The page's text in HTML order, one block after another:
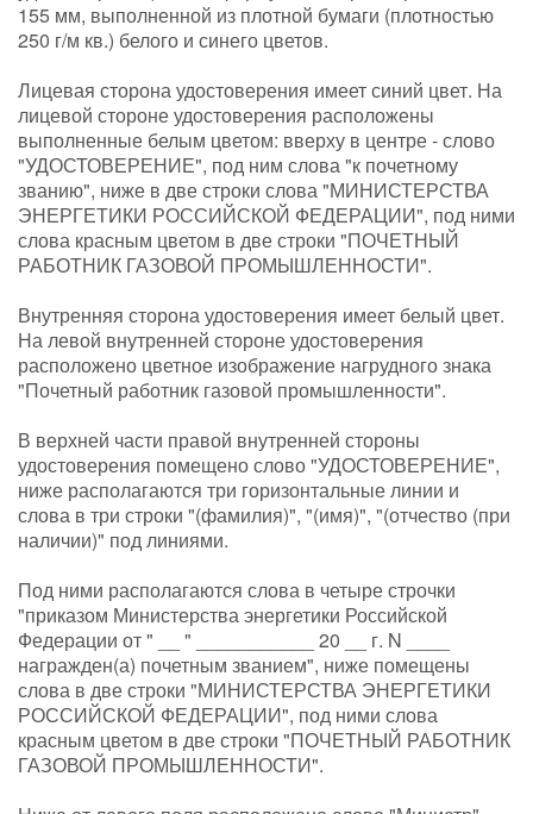
155 мм, выполненной из плотной бумаги (плотностью
250 г/м кв.) белого и синего цветов.
Лицевая сторона удостоверения имеет синий цвет. На
лицевой стороне удостоверения расположены
выполненные белым цветом: вверху в центре - слово
"УДОСТОВЕРЕНИЕ", под ним слова "к почетному
званию", ниже в две строки слова "МИНИСТЕРСТВА
ЭНЕРГЕТИКИ РОССИЙСКОЙ ФЕДЕРАЦИИ", под ними
слова красным цветом в две строки "ПОЧЕТНЫЙ
РАБОТНИК ГАЗОВОЙ ПРОМЫШЛЕННОСТИ".
Внутренняя сторона удостоверения имеет белый цвет.
На левой внутренней стороне удостоверения
расположено цветное изображение нагрудного знака
"Почетный работник газовой промышленности".
В верхней части правой внутренней стороны
удостоверения помещено слово "УДОСТОВЕРЕНИЕ",
ниже располагаются три горизонтальные линии и
слова в три строки "(фамилия)", "(имя)", "(отчество (при
наличии)" под линиями.
Под ними располагаются слова в четыре строчки
"приказом Министерства энергетики Российской
Федерации от " __ " ___________ 20 __ г. N ____
награжден(а) почетным званием", ниже помещены
слова в две строки "МИНИСТЕРСТВА ЭНЕРГЕТИКИ
РОССИЙСКОЙ ФЕДЕРАЦИИ", под ними слова
красным цветом в две строки "ПОЧЕТНЫЙ РАБОТНИК
ГАЗОВОЙ ПРОМЫШЛЕННОСТИ".